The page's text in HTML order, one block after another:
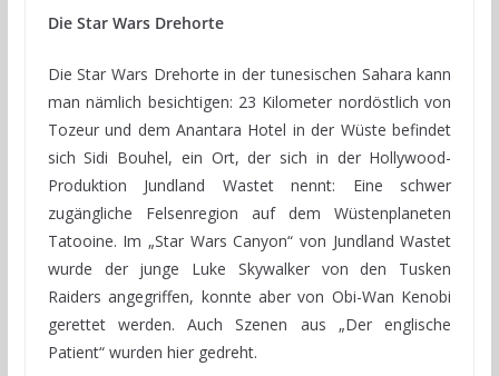
Die Star Wars Drehorte
Die Star Wars Drehorte in der tunesischen Sahara kann
man nämlich besichtigen: 23 Kilometer nordöstlich von
Tozeur und dem Anantara Hotel in der Wüste befindet
sich Sidi Bouhel, ein Ort, der sich in der Hollywood-
Produktion Jundland Wastet nennt: Eine schwer
zugängliche Felsenregion auf dem Wüstenplaneten
Tatooine. Im „Star Wars Canyon“ von Jundland Wastet
wurde der junge Luke Skywalker von den Tusken
Raiders angegriffen, konnte aber von Obi-Wan Kenobi
gerettet werden. Auch Szenen aus „Der englische
Patient“ wurden hier gedreht.